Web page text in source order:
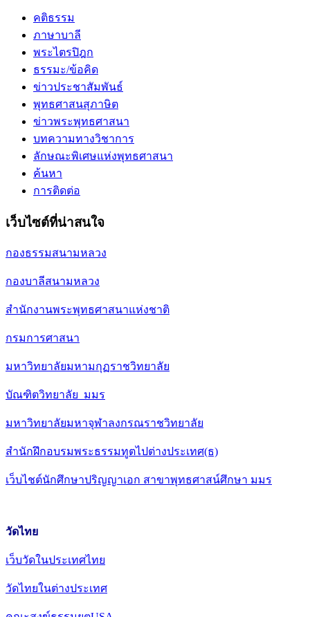
คติธรรม
ภาษาบาลี
พระไตรปิฎก
ธรรมะ/ข้อคิด
ข่าวประชาสัมพันธ์
พุทธศาสนสุภาษิต
ข่าวพระพุทธศาสนา
บทความทางวิชาการ
ลักษณะพิเศษแห่งพุทธศาสนา
ค้นหา
การติดต่อ
เว็บไซต์ที่น่าสนใจ
กองธรรมสนามหลวง
กองบาลีสนามหลวง
สำนักงานพระพุทธศาสนาแห่งชาติ
กรมการศาสนา
มหาวิทยาลัยมหามกุฏราชวิทยาลัย
บัณฑิตวิทยาลัย มมร
มหาวิทยาลัยมหาจุฬาลงกรณราชวิทยาลัย
สำนักฝึกอบรมพระธรรมทูตไปต่างประเทศ(ธ)
เว็บไชต์นักศึกษาปริญญาเอก สาขาพุทธศาสน์ศึกษา มมร
วัดไทย
เว็บวัดในประเทศไทย
วัดไทยในต่างประเทศ